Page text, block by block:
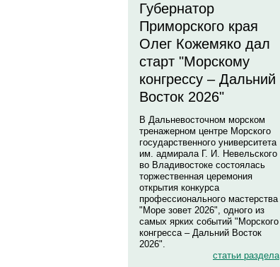
Губернатор
Приморского края
Олег Кожемяко дал
старт "Морскому
конгрессу – Дальний
Восток 2026"
В Дальневосточном морском
тренажерном центре Морского
государственного университета
им. адмирала Г. И. Невельского
во Владивостоке состоялась
торжественная церемония
открытия конкурса
профессионального мастерства
"Море зовет 2026", одного из
самых ярких событий "Морского
конгресса – Дальний Восток
2026".
статьи раздела